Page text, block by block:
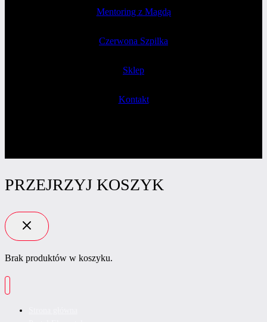
Mentoring z Magdą
Czerwona Szpilka
Sklep
Kontakt
PRZEJRZYJ KOSZYK
Brak produktów w koszyku.